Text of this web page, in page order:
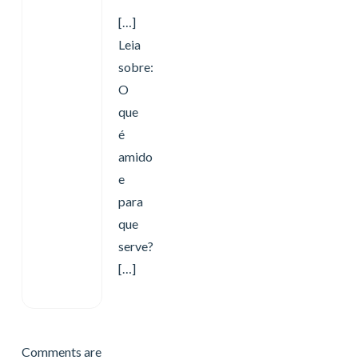
[…]
Leia
sobre:
O
que
é
amido
e
para
que
serve?
[…]
Comments are